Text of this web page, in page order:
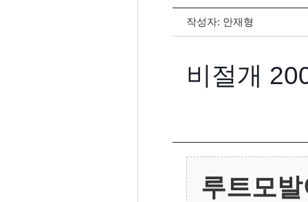
작성자: 안재형
비절개
루트모